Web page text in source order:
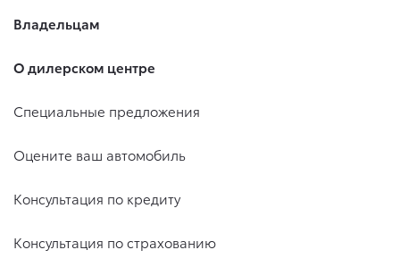
Владельцам
О дилерском центре
Специальные предложения
Оцените ваш автомобиль
Консультация по кредиту
Консультация по страхованию